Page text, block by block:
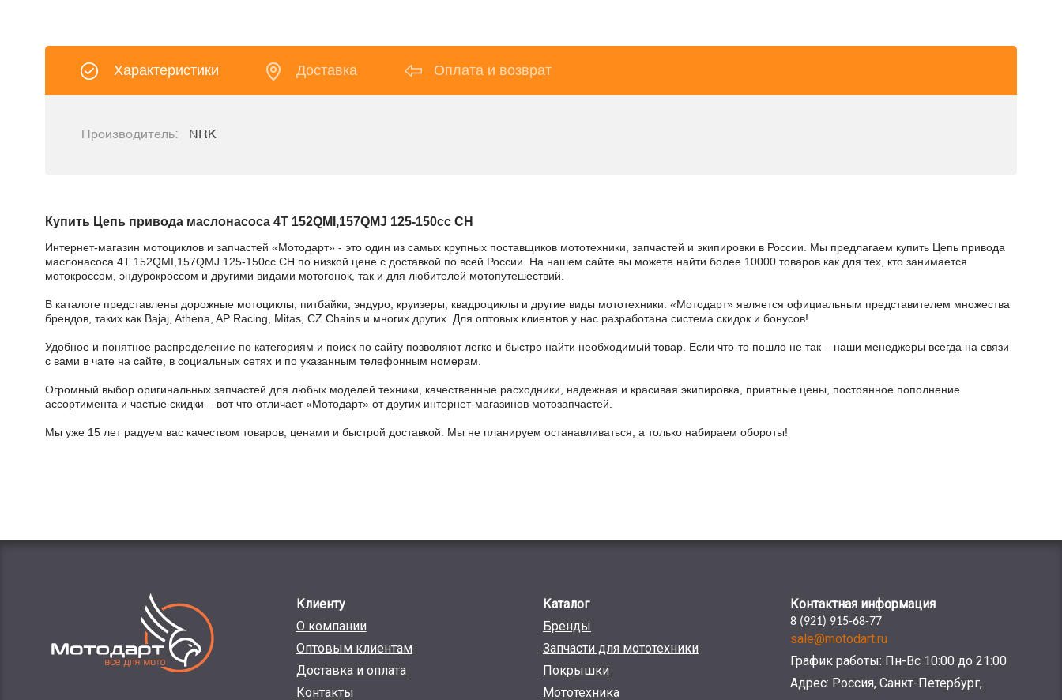
Характеристики Доставка Оплата и возврат
Производитель: NRK
Купить Цепь привода маслонасоса 4T 152QMI,157QMJ 125-150cc CH
Интернет-магазин мотоциклов и запчастей «Мотодарт» - это один из самых крупных поставщиков мототехники, запчастей и экипировки в России. Мы предлагаем купить Цепь привода
маслонасоса 4T 152QMI,157QMJ 125-150cc CH по низкой цене с доставкой по всей России. На нашем сайте вы можете найти более 10000 товаров как для тех, кто занимается
мотокроссом, эндурокроссом и другими видами мотогонок, так и для любителей мотопутешествий.
В каталоге представлены дорожные мотоциклы, питбайки, эндуро, круизеры, квадроциклы и другие виды мототехники. «Мотодарт» является официальным представителем множества
брендов, таких как Bajaj, Athena, AP Racing, Mitas, CZ Chains и многих других. Для оптовых клиентов у нас разработана система скидок и бонусов!
Удобное и понятное распределение по категориям и поиск по сайту позволяют легко и быстро найти необходимый товар. Если что-то пошло не так – наши менеджеры всегда на связи
с вами в чате на сайте, в социальных сетях и по указанным телефонным номерам.
Огромный выбор оригинальных запчастей для любых моделей техники, качественные расходники, надежная и красивая экипировка, приятные цены, постоянное пополнение
ассортимента и частые скидки – вот что отличает «Мотодарт» от других интернет-магазинов мотозапчастей.
Мы уже 15 лет радуем вас качеством товаров, ценами и быстрой доставкой. Мы не планируем останавливаться, а только набираем обороты!
Клиенту
О компании
Оптовым клиентам
Доставка и оплата
Контакты
Каталог
Бренды
Запчасти для мототехники
Покрышки
Мототехника
Контактная информация
8 (921) 915-68-77
sale@motodart.ru
График работы: Пн-Вс 10:00 до 21:00
Адрес: Россия, Санкт-Петербург,